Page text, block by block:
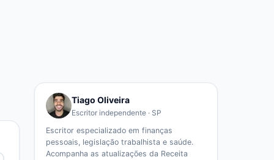
Tiago Oliveira
Escritor independente · SP
Escritor especializado em finanças
pessoais, legislação trabalhista e saúde.
Acompanha as atualizações da Receita